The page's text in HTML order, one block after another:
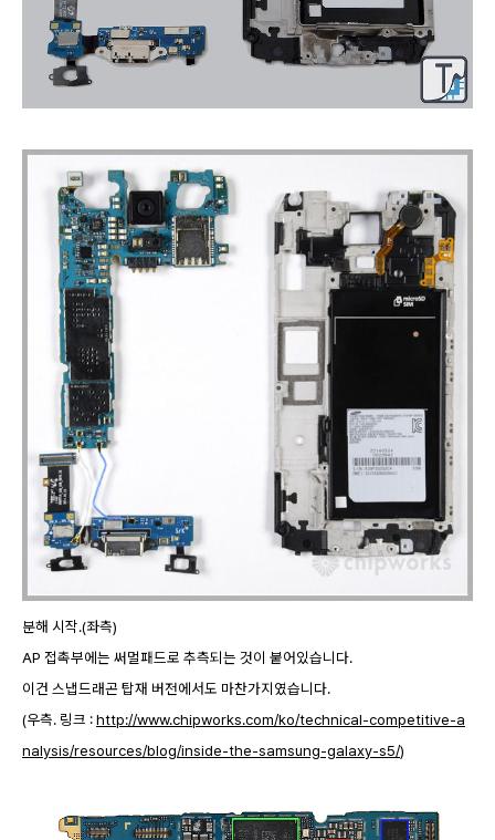
분해 시작.(좌측)
AP 접촉부에는 써멀패드로 추측되는 것이 붙어있습니다.
이건 스냅드래곤 탑재 버전에서도 마찬가지였습니다.
(우측. 링크 :http://www.chipworks.com/ko/technical-competitive-a
nalysis/resources/blog/inside-the-samsung-galaxy-s5/)